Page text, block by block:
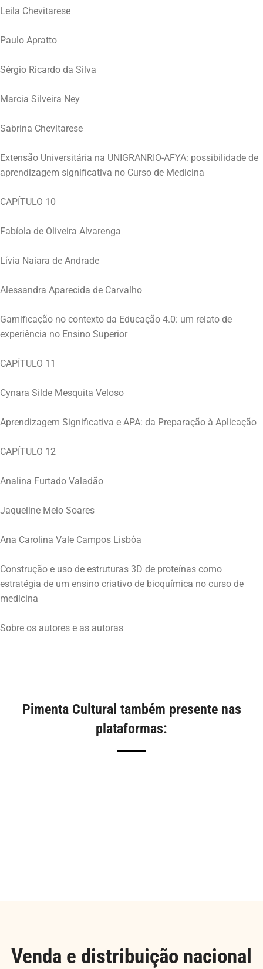
Leila Chevitarese
Paulo Apratto
Sérgio Ricardo da Silva
Marcia Silveira Ney
Sabrina Chevitarese
Extensão Universitária na UNIGRANRIO-AFYA: possibilidade de
aprendizagem significativa no Curso de Medicina
CAPÍTULO 10
Fabíola de Oliveira Alvarenga
Lívia Naiara de Andrade
Alessandra Aparecida de Carvalho
Gamificação no contexto da Educação 4.0: um relato de
experiência no Ensino Superior
CAPÍTULO 11
Cynara Silde Mesquita Veloso
Aprendizagem Significativa e APA: da Preparação à Aplicação
CAPÍTULO 12
Analina Furtado Valadão
Jaqueline Melo Soares
Ana Carolina Vale Campos Lisbôa
Construção e uso de estruturas 3D de proteínas como
estratégia de um ensino criativo de bioquímica no curso de
medicina
Sobre os autores e as autoras
Pimenta Cultural também presente nas
plataformas:
Venda e distribuição nacional